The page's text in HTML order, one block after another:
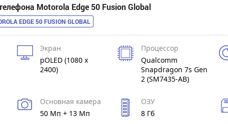
Motorola Edge 50 Fusion Global
EDGE 50 FUSION GLOBAL
Экран
pOLED (1080 x
2400)
Процессор
Qualcomm
Snapdragon 7s Gen
2 (SM7435-AB)
Основная камера
50 Мп + 13 Мп
ОЗУ
8 Гб